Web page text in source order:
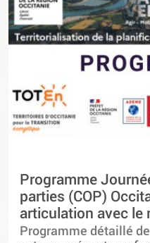
Programme
parties (COP)
articulation avec le
Programme détaillé